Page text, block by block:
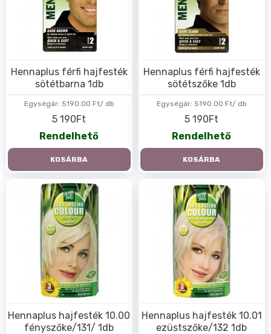
Egységár: 5190.00 Ft/ db
Hennaplus férfi hajfesték
sötétbarna 1db
5 190Ft
Rendelhető
KOSÁRBA
Egységár: 5190.00 Ft/ db
Hennaplus férfi hajfesték
sötétszőke 1db
5 190Ft
Rendelhető
KOSÁRBA
Hennaplus hajfesték 10.00
fényszőke/131/ 1db
Hennaplus hajfesték 10.01
ezüstszőke/132 1db